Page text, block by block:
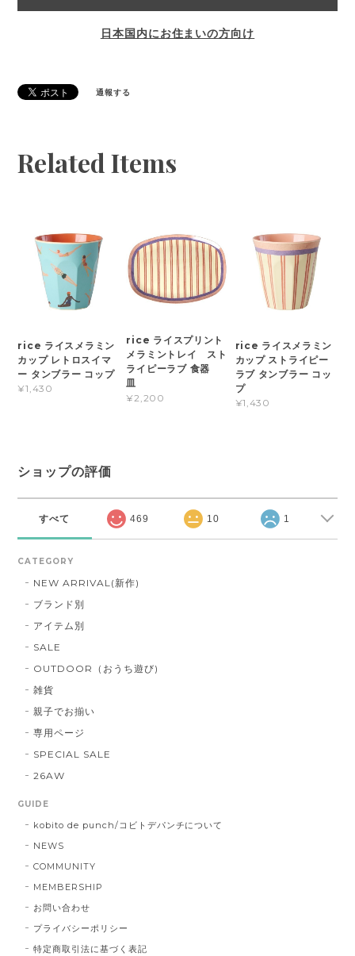
日本国内にお住まいの方向け
通報する
Related Items
rice ライスメラミン
カップ レトロスイマ
ー タンブラー コップ
¥1,430
rice ライスプリント
メラミントレイ スト
ライピーラブ 食器
皿
¥2,200
rice ライスメラミン
カップ ストライピー
ラブ タンブラー コッ
プ
¥1,430
ショップの評価
すべて 469 10 1
CATEGORY
NEW ARRIVAL(新作)
ブランド別
アイテム別
SALE
OUTDOOR（おうち遊び)
雑貨
親子でお揃い
専用ページ
SPECIAL SALE
26AW
GUIDE
kobito de punch/コビトデパンチについて
NEWS
COMMUNITY
MEMBERSHIP
お問い合わせ
プライバシーポリシー
特定商取引法に基づく表記